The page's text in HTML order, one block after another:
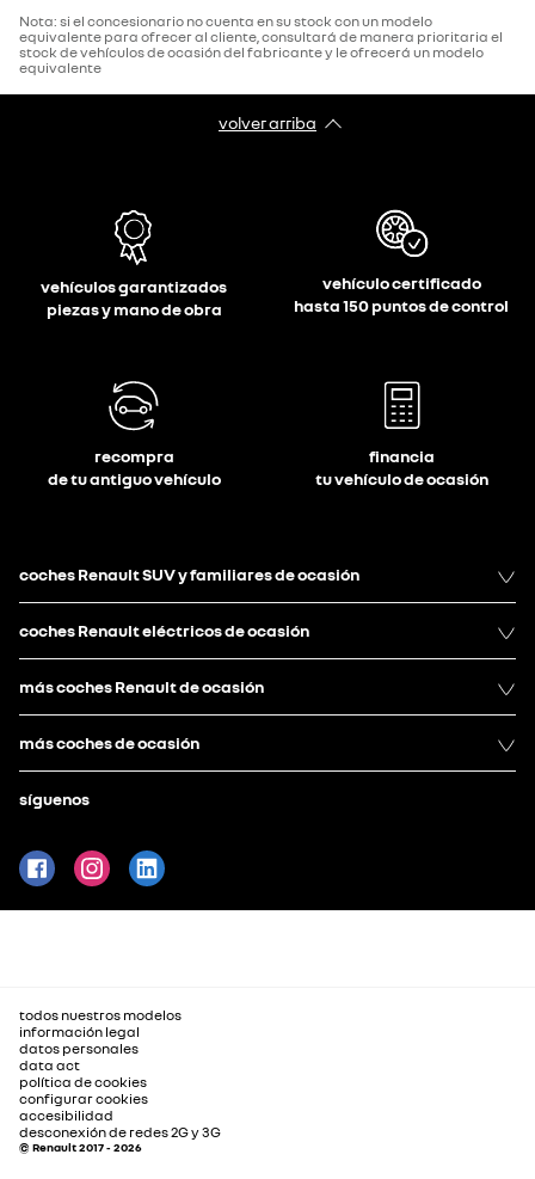
Nota: si el concesionario no cuenta en su stock con un modelo
equivalente para ofrecer al cliente, consultará de manera prioritaria el
stock de vehículos de ocasión del fabricante y le ofrecerá un modelo
equivalente
volver arriba
vehículos garantizados
piezas y mano de obra
vehículo certificado
hasta 150 puntos de control
recompra
de tu antiguo vehículo
financia
tu vehículo de ocasión
coches Renault SUV y familiares de ocasión
coches Renault eléctricos de ocasión
más coches Renault de ocasión
más coches de ocasión
síguenos
todos nuestros modelos
información legal
datos personales
data act
política de cookies
configurar cookies
accesibilidad
desconexión de redes 2G y 3G
© Renault 2017 - 2026